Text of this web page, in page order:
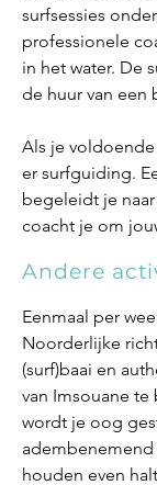
surfsessies
professionele
in het water. De
de huur van een
Als je
er surfguiding.
begeleidt je
coacht je om
Andere
Eenmaal per
Noorderlijke
(surf)baai en
van Imsouane
wordt je oog
adembenemend
houden even